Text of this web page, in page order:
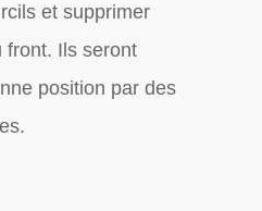
et supprimer
front. Ils seront
position par des